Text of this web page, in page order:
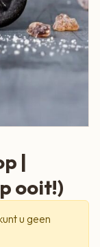
|
ooit!)
u geen